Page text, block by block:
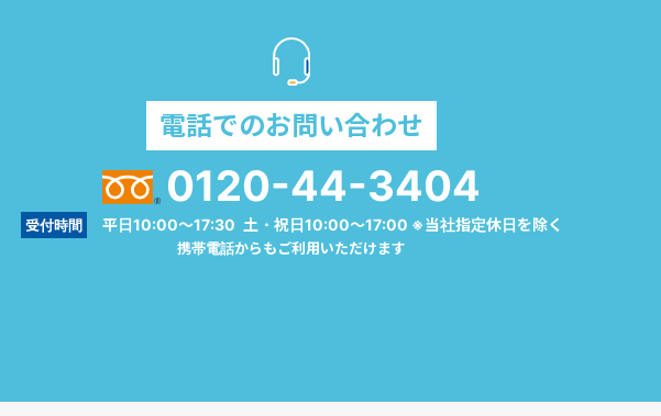
電話でのお問い合わせ
0120-44-3404
受付時間 平日10:00～17:30 土・祝日10:00～17:00 ※当社指定休日を除く
携帯電話からもご利用いただけます